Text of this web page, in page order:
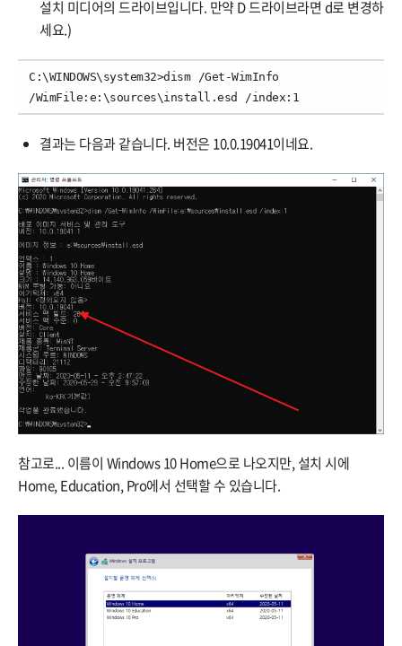
설치 미디어의 드라이브입니다. 만약 D 드라이브라면 d로 변경하
세요.)
C:\WINDOWS\system32>dism /Get-WimInfo
/WimFile:e:\sources\install.esd /index:1
결과는 다음과 같습니다. 버전은 10.0.19041이네요.
참고로... 이름이 Windows 10 Home으로 나오지만, 설치 시에
Home, Education, Pro에서 선택할 수 있습니다.